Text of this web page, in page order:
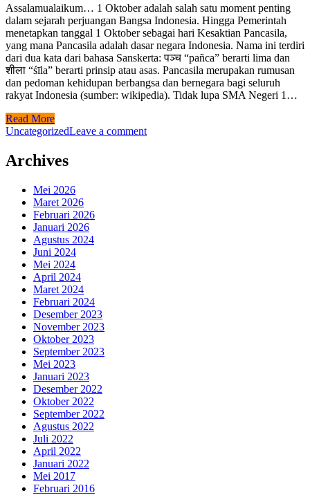
Assalamualaikum… 1 Oktober adalah salah satu moment penting
dalam sejarah perjuangan Bangsa Indonesia. Hingga Pemerintah
menetapkan tanggal 1 Oktober sebagai hari Kesaktian Pancasila,
yang mana Pancasila adalah dasar negara Indonesia. Nama ini terdiri
dari dua kata dari bahasa Sanskerta: पञ्च “pañca” berarti lima dan
शीला “śīla” berarti prinsip atau asas. Pancasila merupakan rumusan
dan pedoman kehidupan berbangsa dan bernegara bagi seluruh
rakyat Indonesia (sumber: wikipedia). Tidak lupa SMA Negeri 1…
Read More
UncategorizedLeave a comment
Archives
Mei 2026
Maret 2026
Februari 2026
Januari 2026
Agustus 2024
Juni 2024
Mei 2024
April 2024
Maret 2024
Februari 2024
Desember 2023
November 2023
Oktober 2023
September 2023
Mei 2023
Januari 2023
Desember 2022
Oktober 2022
September 2022
Agustus 2022
Juli 2022
April 2022
Januari 2022
Mei 2017
Februari 2016